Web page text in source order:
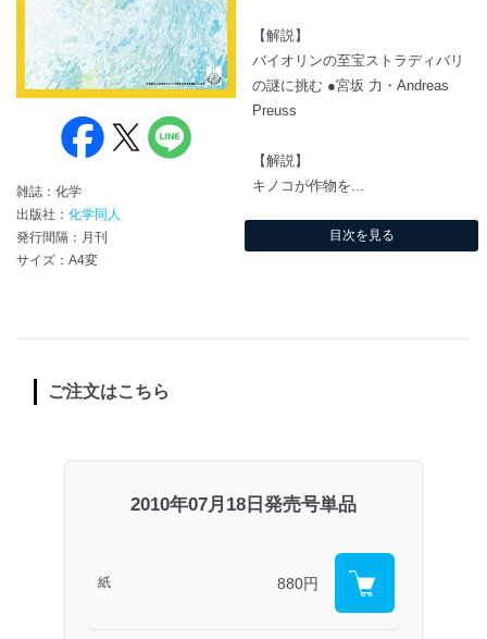
雑誌：化学
出版社： 化学同人
発行間隔：月刊
サイズ：A4変
【解説】
バイオリンの至宝ストラディバリ
の謎に挑む ●宮坂 力・Andreas
Preuss
【解説】
キノコが作物を...
目次を見る
ご注文はこちら
2010年07月18日発売号単品
紙 880円